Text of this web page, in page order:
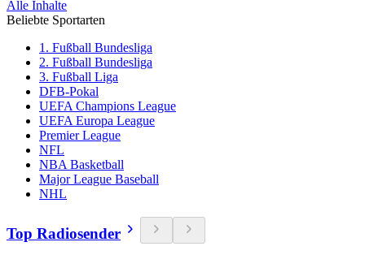
Alle Inhalte
Beliebte Sportarten
1. Fußball Bundesliga
2. Fußball Bundesliga
3. Fußball Liga
DFB-Pokal
UEFA Champions League
UEFA Europa League
Premier League
NFL
NBA Basketball
Major League Baseball
NHL
Top Radiosender